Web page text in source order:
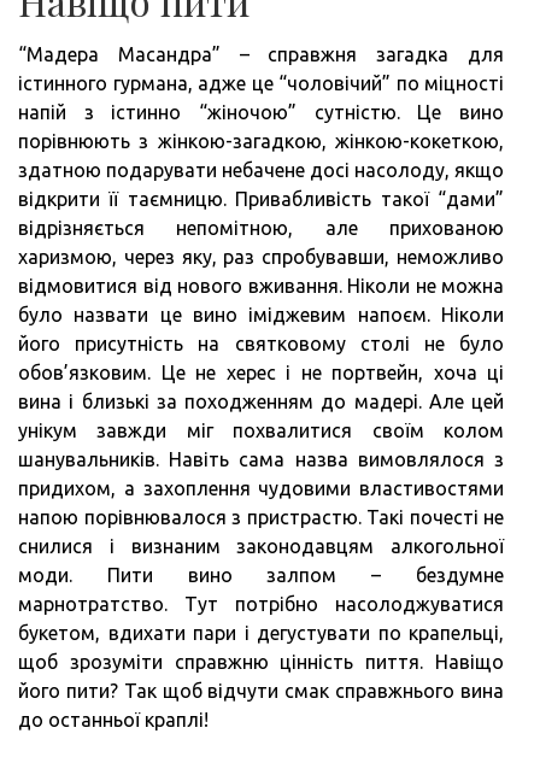
“Мадера Масандра” – справжня загадка для
істинного гурмана, адже це “чоловічий” по міцності
напій з істинно “жіночою” сутністю. Це вино
порівнюють з жінкою-загадкою, жінкою-кокеткою,
здатною подарувати небачене досі насолоду, якщо
відкрити її таємницю. Привабливість такої “дами”
відрізняється непомітною, але прихованою
харизмою, через яку, раз спробувавши, неможливо
відмовитися від нового вживання. Ніколи не можна
було назвати це вино іміджевим напоєм. Ніколи
його присутність на святковому столі не було
обов’язковим. Це не херес і не портвейн, хоча ці
вина і близькі за походженням до мадері. Але цей
унікум завжди міг похвалитися своїм колом
шанувальників. Навіть сама назва вимовлялося з
придихом, а захоплення чудовими властивостями
напою порівнювалося з пристрастю. Такі почесті не
снилися і визнаним законодавцям алкогольної
моди. Пити вино залпом – бездумне
марнотратство. Тут потрібно насолоджуватися
букетом, вдихати пари і дегустувати по крапельці,
щоб зрозуміти справжню цінність пиття. Навіщо
його пити? Так щоб відчути смак справжнього вина
до останньої краплі!